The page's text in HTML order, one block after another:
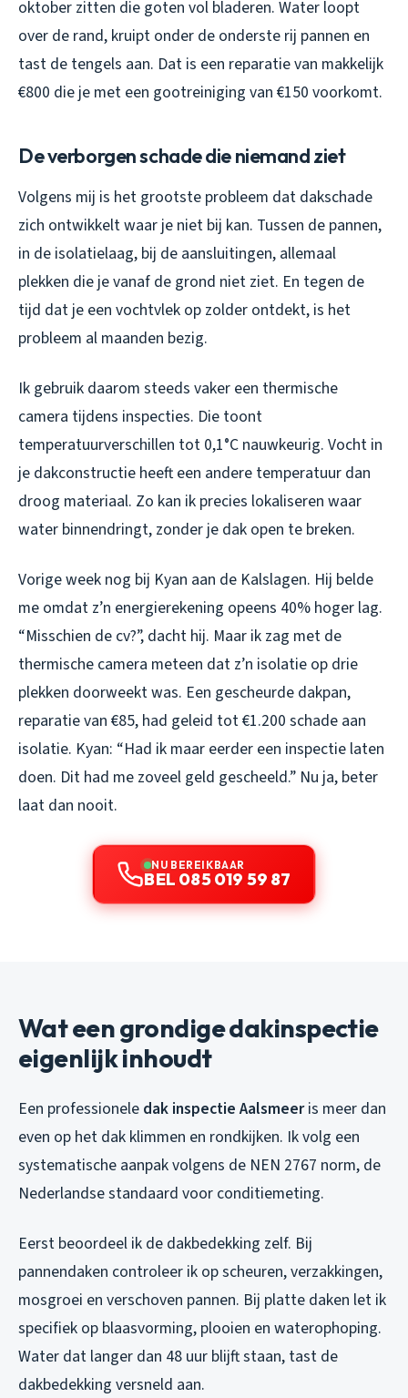
oktober zitten die goten vol bladeren. Water loopt
over de rand, kruipt onder de onderste rij pannen en
tast de tengels aan. Dat is een reparatie van makkelijk
€800 die je met een gootreiniging van €150 voorkomt.
De verborgen schade die niemand ziet
Volgens mij is het grootste probleem dat dakschade
zich ontwikkelt waar je niet bij kan. Tussen de pannen,
in de isolatielaag, bij de aansluitingen, allemaal
plekken die je vanaf de grond niet ziet. En tegen de
tijd dat je een vochtvlek op zolder ontdekt, is het
probleem al maanden bezig.
Ik gebruik daarom steeds vaker een thermische
camera tijdens inspecties. Die toont
temperatuurverschillen tot 0,1°C nauwkeurig. Vocht in
je dakconstructie heeft een andere temperatuur dan
droog materiaal. Zo kan ik precies lokaliseren waar
water binnendringt, zonder je dak open te breken.
Vorige week nog bij Kyan aan de Kalslagen. Hij belde
me omdat z’n energierekening opeens 40% hoger lag.
“Misschien de cv?”, dacht hij. Maar ik zag met de
thermische camera meteen dat z’n isolatie op drie
plekken doorweekt was. Een gescheurde dakpan,
reparatie van €85, had geleid tot €1.200 schade aan
isolatie. Kyan: “Had ik maar eerder een inspectie laten
doen. Dit had me zoveel geld gescheeld.” Nu ja, beter
laat dan nooit.
NU BEREIKBAAR
BEL 085 019 59 87
Wat een grondige dakinspectie
eigenlijk inhoudt
Een professionele dak inspectie Aalsmeeris meer dan
even op het dak klimmen en rondkijken. Ik volg een
systematische aanpak volgens de NEN 2767 norm, de
Nederlandse standaard voor conditiemeting.
Eerst beoordeel ik de dakbedekking zelf. Bij
pannendaken controleer ik op scheuren, verzakkingen,
mosgroei en verschoven pannen. Bij platte daken let ik
specifiek op blaasvorming, plooien en waterophoping.
Water dat langer dan 48 uur blijft staan, tast de
dakbedekking versneld aan.